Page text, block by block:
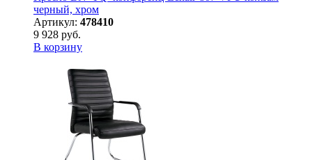
черный, хром
Артикул: 478410
9 928 руб.
В корзину